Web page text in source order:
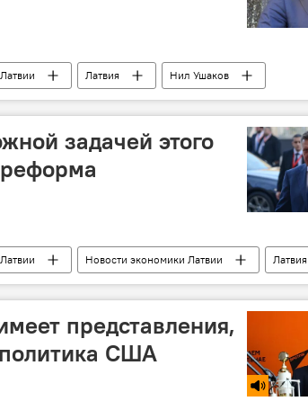
Латвия
Нил Ушаков
Александр Кузьмин
Алексей Димитров
задачей этого
реформа
Новости экономики Латвии
Латвия
в Латвии
представления,
США